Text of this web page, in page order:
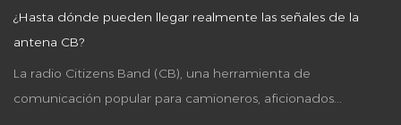
¿Hasta dónde pueden llegar realmente las señales de la
antena CB?
La radio Citizens Band (CB), una herramienta de
comunicación popular para camioneros, aficionados...